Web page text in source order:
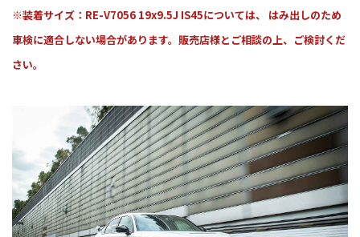
※装着サイズ：RE-V7056 19x9.5J IS45については、 はみ出しのため
車検に適合しない場合があります。販売店様とご相談の上、ご検討くだ
さい。